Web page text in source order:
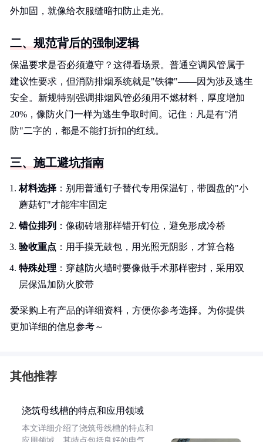
外加固，就像给衣服缝暗扣防止走光。
二、规范背后的强制逻辑
保温要求是否必须遵守？这得看场景。普通空调风管属于
建议性要求，但消防排烟系统就是"铁律"——因为涉及逃生
安全。新规特别强调排烟风管必须用不燃材料，厚度增加
20%，像防火门一样为逃生争取时间。记住：凡是有"消
防"二字的，都是不能打折扣的红线。
三、施工避坑指南
材料选择 ：别用普通钉子替代专用保温钉，带圆盘的"小
蘑菇钉"才能牢牢固定
错位排列 ：像砌砖墙那样错开钉位，避免形成冷桥
验收重点 ：用手摸无鼓包，用光照无阴影，才算合格
特殊处理 ：穿越防火墙时要像做手术那样密封，采用双
层保温加防火胶带
爱采购上有产品的详细资料，方便你参考选择。为你提供
更加详细的信息参考～
其他推荐
浇筑母线槽的特点和应用领域
本文详细介绍了浇筑母线槽的特点和